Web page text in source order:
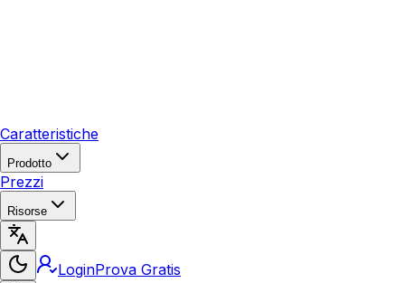
Caratteristiche
Prodotto
Prezzi
Risorse
LoginProva Gratis